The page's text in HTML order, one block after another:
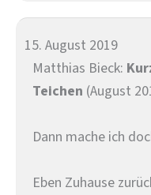
15. August 2019
Matthias Bieck:
Teichen (August
Dann mache ich
Eben Zuhause